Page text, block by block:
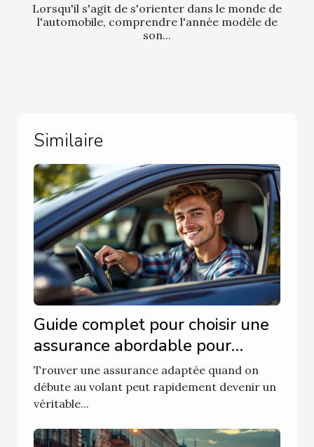
Lorsqu'il s'agit de s'orienter dans le monde de
l'automobile, comprendre l'année modèle de
son...
Similaire
Guide complet pour choisir une
assurance abordable pour
nouveaux conducteurs
Trouver une assurance adaptée quand on
débute au volant peut rapidement devenir un
véritable...